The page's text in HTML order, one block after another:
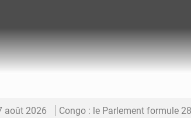
août 2026 Congo : le Parlement formule 28